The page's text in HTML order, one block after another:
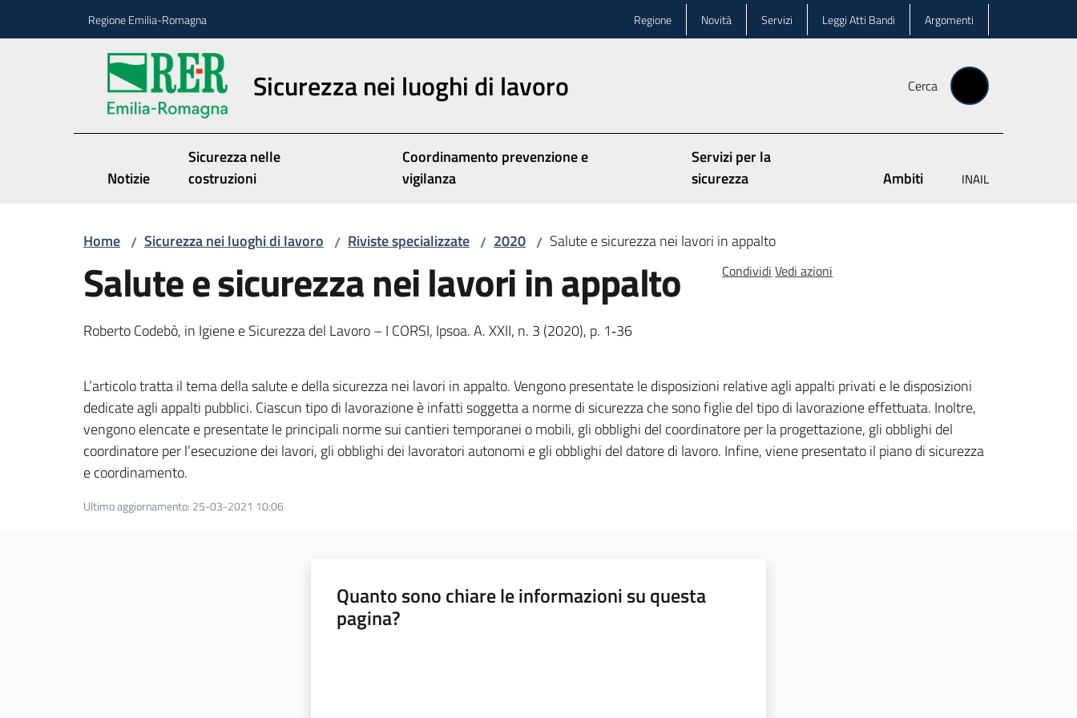
Regione Emilia-Romagna Regione Novità Servizi Leggi Atti Bandi Argomenti
Sicurezza nei luoghi di lavoro Cerca
Notizie
Sicurezza nelle
costruzioni
Coordinamento prevenzione e
vigilanza
Servizi per la
sicurezza
Ambiti INAIL
Home / Sicurezza nei luoghi di lavoro / Riviste specializzate / 2020 / Salute e sicurezza nei lavori in appalto
Salute e sicurezza nei lavori in appalto
Roberto Codebò, in Igiene e Sicurezza del Lavoro – I CORSI, Ipsoa. A. XXII, n. 3 (2020), p. 1‐36
Condividi Vedi azioni
L’articolo tratta il tema della salute e della sicurezza nei lavori in appalto. Vengono presentate le disposizioni relative agli appalti privati e le disposizioni
dedicate agli appalti pubblici. Ciascun tipo di lavorazione è infatti soggetta a norme di sicurezza che sono figlie del tipo di lavorazione effettuata. Inoltre,
vengono elencate e presentate le principali norme sui cantieri temporanei o mobili, gli obblighi del coordinatore per la progettazione, gli obblighi del
coordinatore per l’esecuzione dei lavori, gli obblighi dei lavoratori autonomi e gli obblighi del datore di lavoro. Infine, viene presentato il piano di sicurezza
e coordinamento.
Ultimo aggiornamento: 25-03-2021 10:06
Quanto sono chiare le informazioni su questa
pagina?